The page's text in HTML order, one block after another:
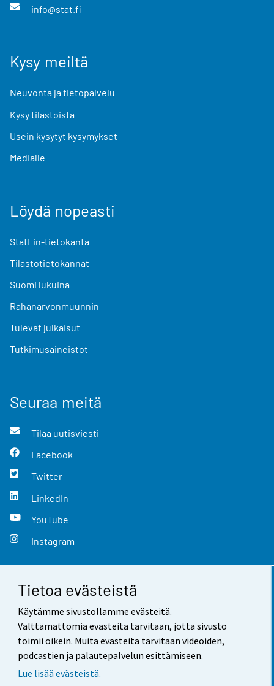
Tietoa evästeistä
Käytämme sivustollamme evästeitä.
Välttämättömiä evästeitä tarvitaan, jotta sivusto
toimii oikein. Muita evästeitä tarvitaan videoiden,
podcastien ja palautepalvelun esittämiseen.
Lue lisää evästeistä.
info@stat.fi
Kysy meiltä
Neuvonta ja tietopalvelu
Kysy tilastoista
Usein kysytyt kysymykset
Medialle
Löydä nopeasti
StatFin-tietokanta
Tilastotietokannat
Suomi lukuina
Rahanarvonmuunnin
Tulevat julkaisut
Tutkimusaineistot
Seuraa meitä
Tilaa uutisviesti
Facebook
Twitter
LinkedIn
YouTube
Instagram
Yhteystiedot
Palaute
Käyttöehdot